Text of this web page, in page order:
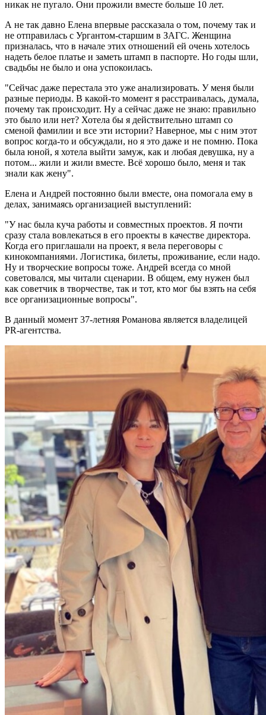
никак не пугало. Они прожили вместе больше 10 лет.
А не так давно Елена впервые рассказала о том, почему так и
не отправилась с Ургантом-старшим в ЗАГС. Женщина
призналась, что в начале этих отношений ей очень хотелось
надеть белое платье и заметь штамп в паспорте. Но годы шли,
свадьбы не было и она успокоилась.
"Сейчас даже перестала это уже анализировать. У меня были
разные периоды. В какой-то момент я расстраивалась, думала,
почему так происходит. Ну а сейчас даже не знаю: правильно
это было или нет? Хотела бы я действительно штамп со
сменой фамилии и все эти истории? Наверное, мы с ним этот
вопрос когда-то и обсуждали, но я это даже и не помню. Пока
была юной, я хотела выйти замуж, как и любая девушка, ну а
потом... жили и жили вместе. Всё хорошо было, меня и так
знали как жену".
Елена и Андрей постоянно были вместе, она помогала ему в
делах, занимаясь организацией выступлений:
"У нас была куча работы и совместных проектов. Я почти
сразу стала вовлекаться в его проекты в качестве директора.
Когда его приглашали на проект, я вела переговоры с
кинокомпаниями. Логистика, билеты, проживание, если надо.
Ну и творческие вопросы тоже. Андрей всегда со мной
советовался, мы читали сценарии. В общем, ему нужен был
как советчик в творчестве, так и тот, кто мог бы взять на себя
все организационные вопросы".
В данный момент 37-летняя Романова является владелицей
PR-агентства.